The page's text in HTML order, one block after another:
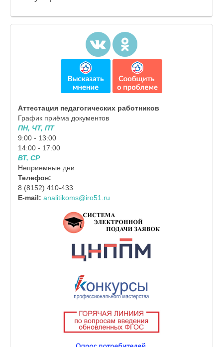
Аттестация педагогических работников
График приёма документов
ПН, ЧТ, ПТ
9:00 - 13:00
14:00 - 17:00
ВТ, СР
Неприемные дни
Телефон:
8 (8152) 410-433
E-mail: analitikoms@iro51.ru